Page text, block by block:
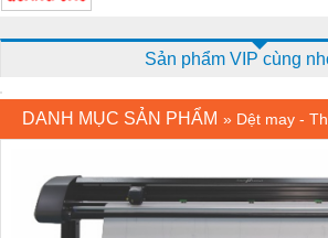
Sản phẩm VIP cùng
DANH MỤC SẢN PHẨM » Dệt may -